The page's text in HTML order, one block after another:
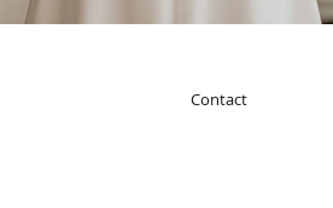
Contact